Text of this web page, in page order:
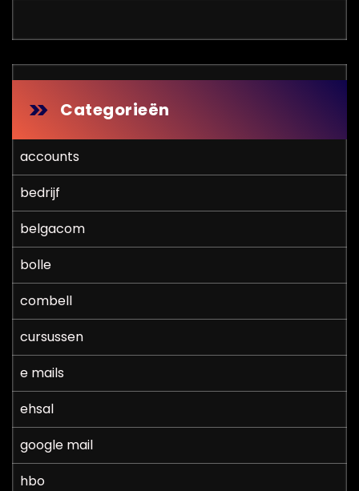
Categorieën
accounts
bedrijf
belgacom
bolle
combell
cursussen
e mails
ehsal
google mail
hbo